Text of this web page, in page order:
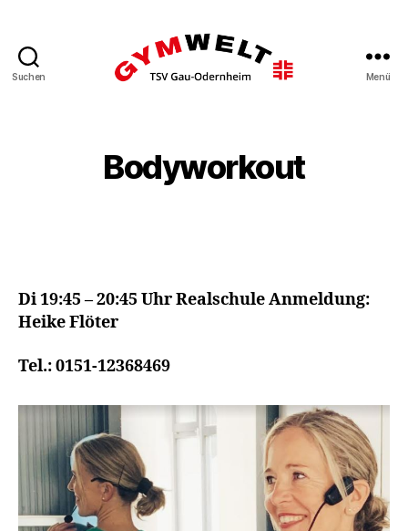
Suchen
Odernheim
Menü
Bodyworkout
Di 19:45 – 20:45 Uhr Realschule Anmeldung:
Heike Flöter
Tel.: 0151-12368469